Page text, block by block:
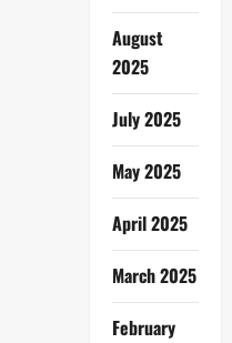
August
2025
July 2025
May 2025
April 2025
March 2025
February